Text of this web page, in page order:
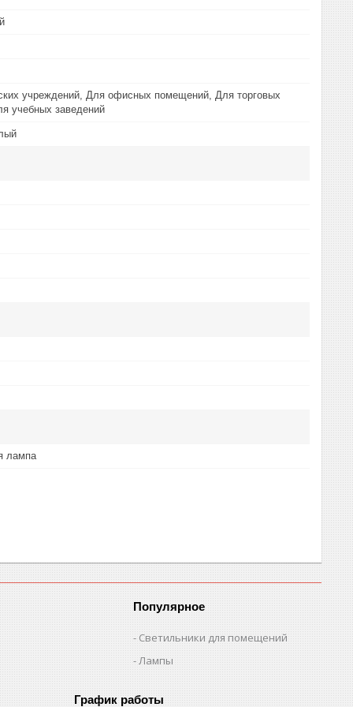
учреждений, Для офисных помещений, Для торговых
учебных заведений
лампа
Популярное
Светильники для помещений
Лампы
График работы